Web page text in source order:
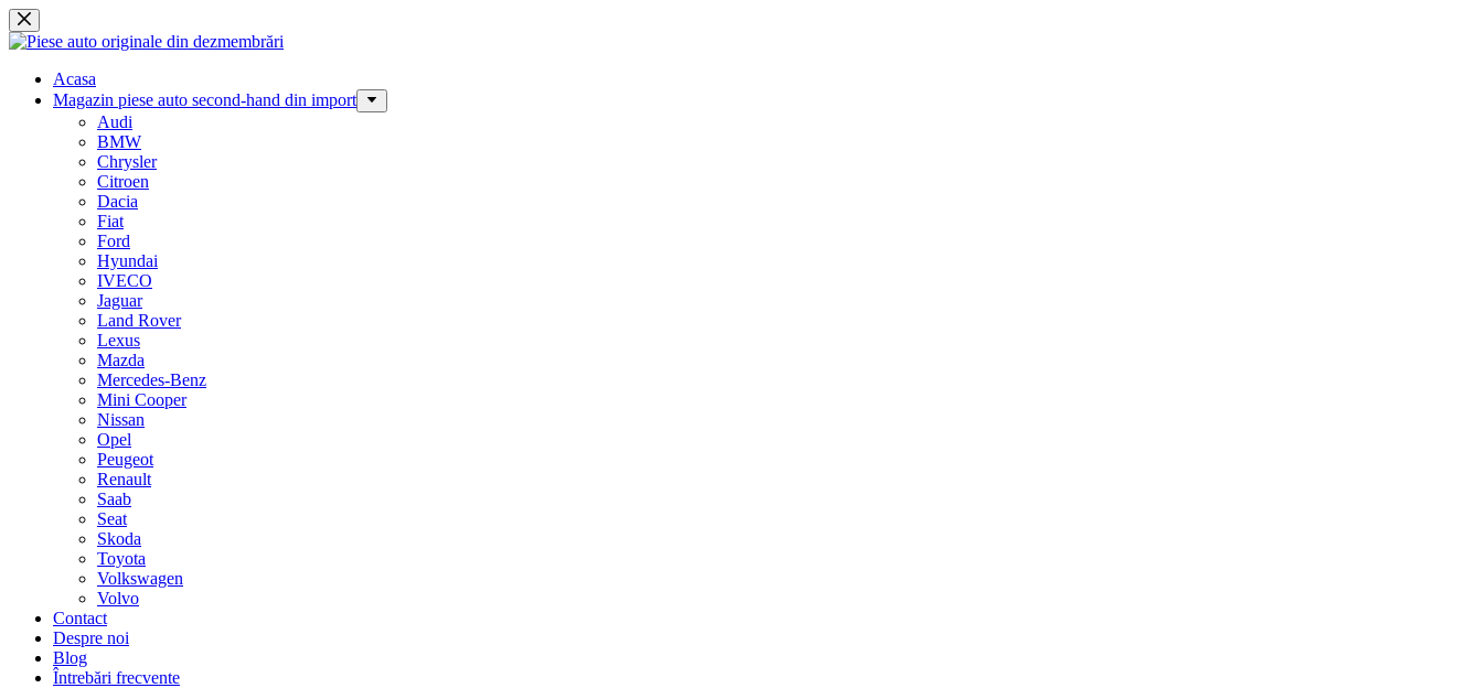
Sari
la
Acasa
Magazin piese auto second-hand din import
Audi
BMW
Chrysler
Citroen
Dacia
Fiat
Ford
Hyundai
IVECO
Jaguar
Land Rover
Lexus
Mazda
Mercedes-Benz
Mini Cooper
Nissan
Opel
Peugeot
Renault
Saab
Seat
Skoda
Toyota
Volkswagen
Volvo
Contact
Despre noi
Blog
Întrebări frecvente